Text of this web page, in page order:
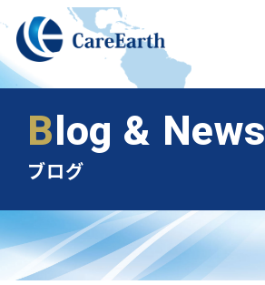
メ
イ
ン
コ
へ
移
動
Blog & News
ブログ